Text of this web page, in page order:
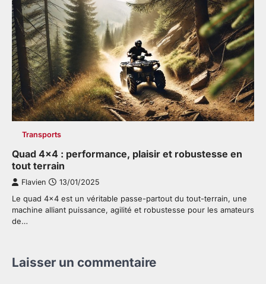
Transports
Quad 4×4 : performance, plaisir et robustesse en
tout terrain
Flavien 13/01/2025
Le quad 4×4 est un véritable passe-partout du tout-terrain, une
machine alliant puissance, agilité et robustesse pour les amateurs
de…
Laisser un commentaire